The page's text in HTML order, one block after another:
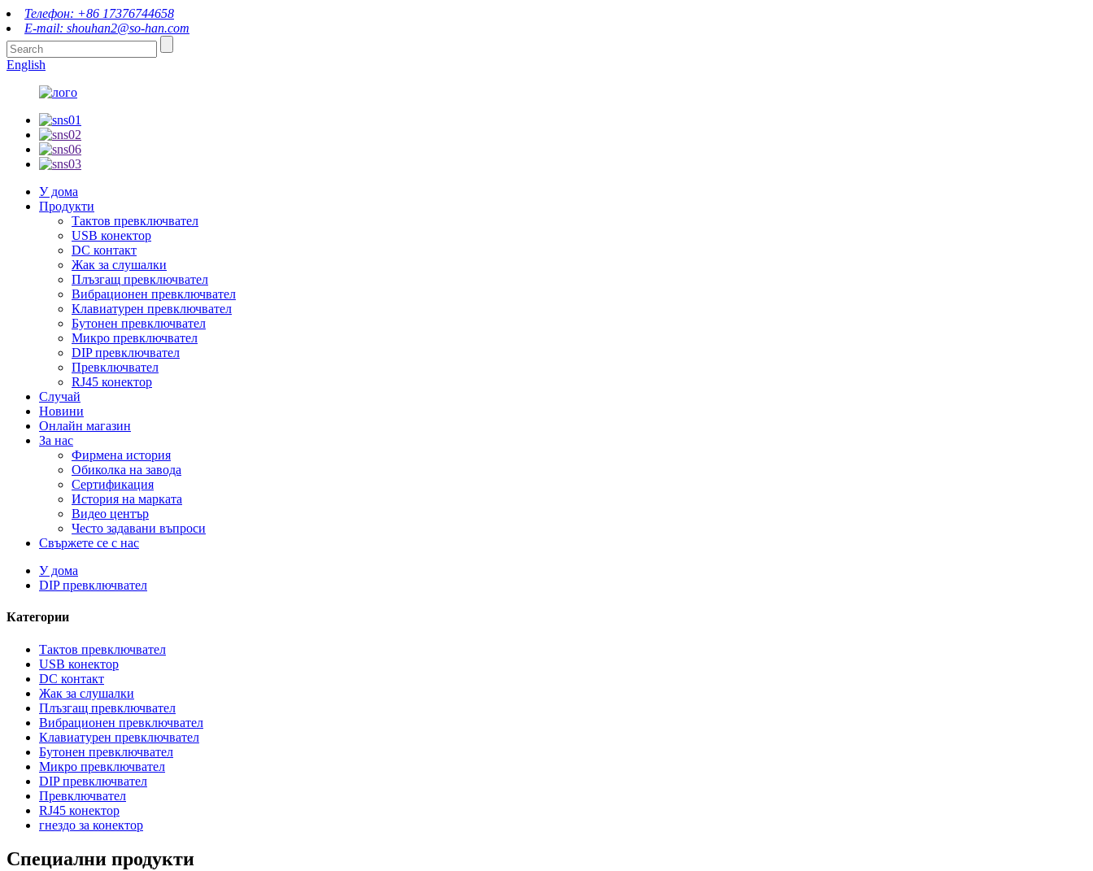
Телефон: +86 17376744658
E-mail: shouhan2@so-han.com
English
У дома
Продукти
Тактов превключвател
USB конектор
DC контакт
Жак за слушалки
Плъзгащ превключвател
Вибрационен превключвател
Клавиатурен превключвател
Бутонен превключвател
Микро превключвател
DIP превключвател
Превключвател
RJ45 конектор
Случай
Новини
Онлайн магазин
За нас
Фирмена история
Обиколка на завода
Сертификация
История на марката
Видео център
Често задавани въпроси
Свържете се с нас
У дома
DIP превключвател
Категории
Тактов превключвател
USB конектор
DC контакт
Жак за слушалки
Плъзгащ превключвател
Вибрационен превключвател
Клавиатурен превключвател
Бутонен превключвател
Микро превключвател
DIP превключвател
Превключвател
RJ45 конектор
гнездо за конектор
Специални продукти